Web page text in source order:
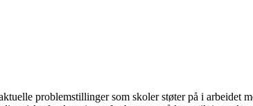
problemstillinger som skoler støter på i